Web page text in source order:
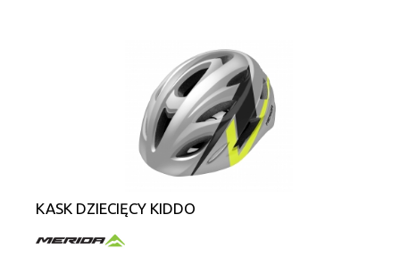
KASK DZIECIĘCY KIDDO